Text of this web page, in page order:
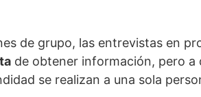
de grupo, las entrevistas en
de obtener información, pero a
se realizan a una sola